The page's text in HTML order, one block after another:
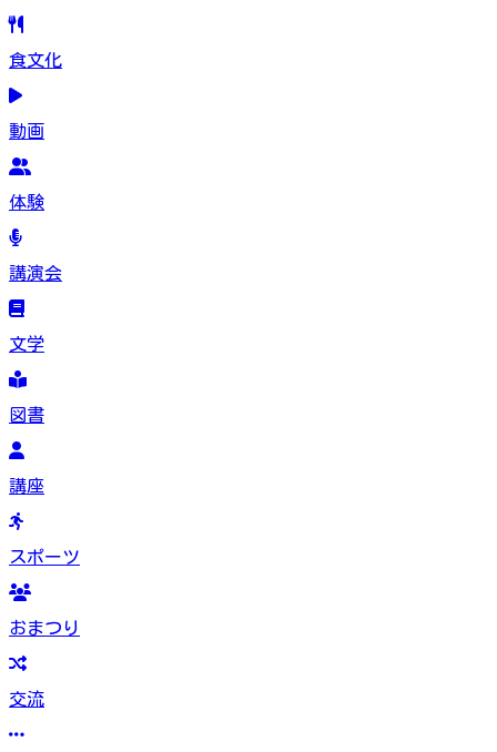
食文化
動画
体験
講演会
文学
図書
講座
スポーツ
おまつり
交流